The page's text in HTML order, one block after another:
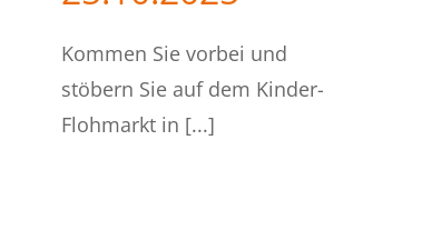
Kommen Sie vorbei und
stöbern Sie auf dem Kinder-
Flohmarkt in [...]